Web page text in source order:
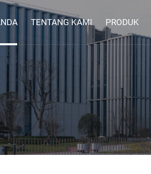
TENTANG KAMI PRODUK